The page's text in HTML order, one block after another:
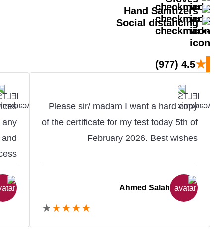
Hand Sanitizers
Social distancing
★
4.5
(977)
Please sir/ madam I want a hard copy
of the certificate for my test today 5th of
February 2026. Best wishes
Ahmed Salah
★
★
★
★
★
any